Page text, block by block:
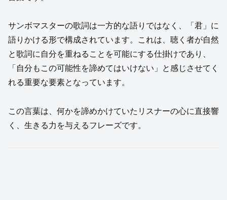
サンボマスターの歌詞は一方的な語りではなく、「君」に
語りかける形で構成されています。これは、聴く者が自然
と歌詞に自分を重ねることを可能にする仕掛けであり、
「自分もこの可能性を諦めてはいけない」と感じさせてく
れる重要な要素となっています。
この言葉は、何かを諦めかけていたリスナーの心に直接響
く、生きる力を与えるフレーズです。